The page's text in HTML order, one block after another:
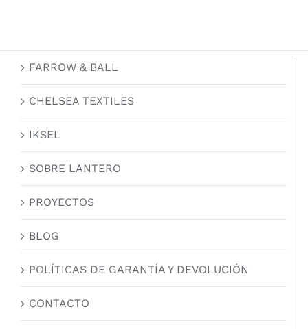
FARROW & BALL
CHELSEA TEXTILES
IKSEL
SOBRE LANTERO
PROYECTOS
BLOG
POLÍTICAS DE GARANTÍA Y DEVOLUCIÓN
CONTACTO